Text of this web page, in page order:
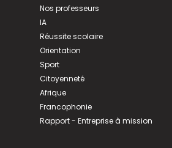
Nos professeurs
IA
Réussite scolaire
Orientation
Sport
Citoyenneté
Afrique
Francophonie
Rapport - Entreprise à mission